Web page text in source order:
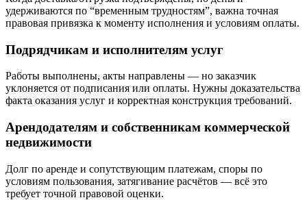
удерживаются по “временным трудностям”, важна точная
правовая привязка к моменту исполнения и условиям оплаты.
Подрядчикам и исполнителям услуг
Работы выполнены, акты направлены — но заказчик
уклоняется от подписания или оплаты. Нужны доказательства
факта оказания услуг и корректная конструкция требований.
Арендодателям и собственникам коммерческой
недвижимости
Долг по аренде и сопутствующим платежам, споры по
условиям пользования, затягивание расчётов — всё это
требует точной правовой оценки.